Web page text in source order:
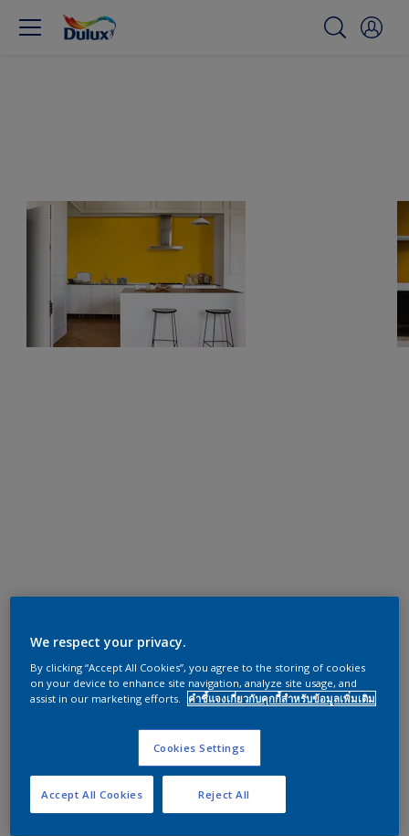
We respect your privacy.
By clicking “Accept All Cookies”, you agree to the storing of cookies
on your device to enhance site navigation, analyze site usage, and
assist in our marketing efforts.
คำชี้แจงเกี่ยวกับคุกกี้สำหรับข้อมูลเพิ่มเติม
Cookies Settings
Reject All
Accept All Cookies